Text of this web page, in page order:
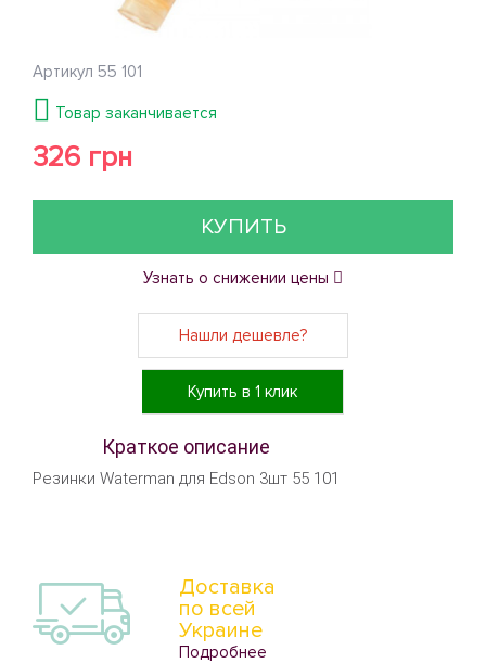
Артикул 55 101
Товар заканчивается
326 грн
КУПИТЬ
Узнать о снижении цены
Нашли дешевле?
Купить в 1 клик
Краткое описание
Резинки Waterman для Edson 3шт 55 101
Доставка
по всей
Украине
Подробнее